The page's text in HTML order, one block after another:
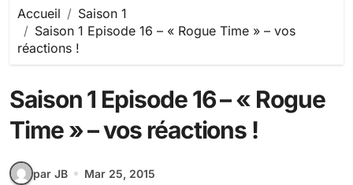
Accueil
Saison 1
Saison 1 Episode 16 – « Rogue Time » – vos
réactions !
Saison 1 Episode 16 – « Rogue
Time » – vos réactions !
par JB
Mar 25, 2015